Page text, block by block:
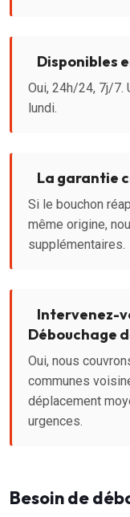
Disponibles
Oui, 24h/24, 7j/7.
lundi.
La garantie
Si le bouchon
même origine,
supplémentaires.
Intervenez-
Débouchage
Oui, nous
communes
déplacement
urgences.
Besoin de